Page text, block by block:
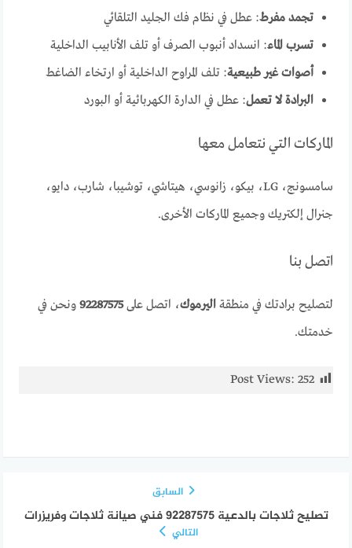
تجمد مفرط: عطل في نظام فك الجليد التلقائي
تسرب الماء: انسداد أنبوب الصرف أو تلف الأنابيب الداخلية
أصوات غير طبيعية: تلف المراوح الداخلية أو ارتخاء الضاغط
البرادة لا تعمل: عطل في الدارة الكهربائية أو البورد
الماركات التي نتعامل معها
سامسونج، LG، بيكو، زانوسي، هيتاشي، توشيبا، شارب، دايو،
جنرال إلكتريك وجميع الماركات الأخرى.
اتصل بنا
لتصليح برادتك في منطقةاليرموك، اتصل على92287575 ونحن في
خدمتك.
Post Views: 252
السابق
تصليح ثلاجات بالدعية 92287575 فني صيانة ثلاجات وفريزرات
التالي